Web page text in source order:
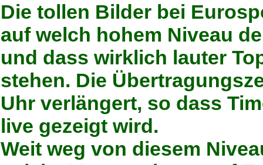
Die tollen Bilder bei
auf welch hohem Niveau
und dass wirklich lauter
stehen. Die
Uhr verlängert, so dass
live gezeigt wird.
Weit weg von diesem